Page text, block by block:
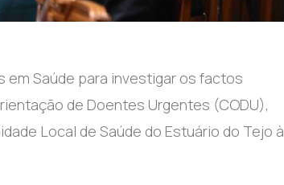
em Saúde para investigar os factos
de Doentes Urgentes (CODU),
Local de Saúde do Estuário do Tejo à